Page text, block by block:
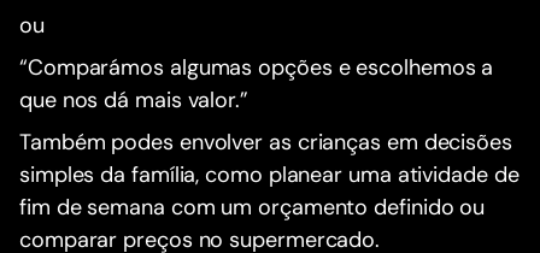
ou
“Comparámos algumas opções e escolhemos a
que nos dá mais valor.”
Também podes envolver as crianças em decisões
simples da família, como planear uma atividade de
fim de semana com um orçamento definido ou
comparar preços no supermercado.